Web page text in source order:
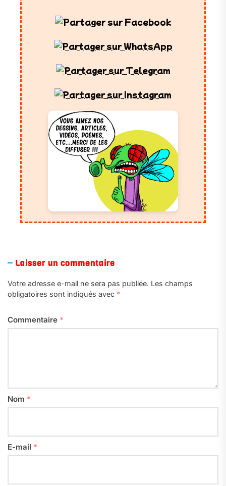
Laisser un commentaire
Votre adresse e-mail ne sera pas publiée. Les champs
obligatoires sont indiqués avec *
Commentaire *
Nom *
E-mail *